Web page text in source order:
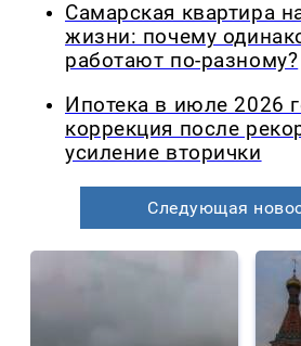
Самарская квартира
жизни: почему
работают по-разному?
Ипотека в июле 2026
коррекция после
усиление вторички
Следующая